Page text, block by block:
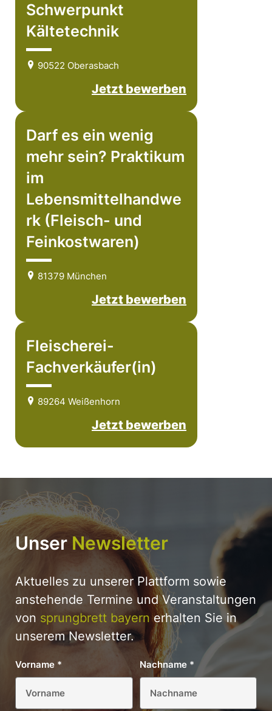
Schwerpunkt
Kältetechnik
90522 Oberasbach
Jetzt bewerben
Darf es ein wenig
mehr sein? Praktikum
im
Lebensmittelhandwe
rk (Fleisch- und
Feinkostwaren)
81379 München
Jetzt bewerben
Fleischerei-
Fachverkäufer(in)
89264 Weißenhorn
Jetzt bewerben
Unser Newsletter
Aktuelles zu unserer Plattform sowie
anstehende Termine und Veranstaltungen
von sprungbrett bayern erhalten Sie in
unserem Newsletter.
Vorname * Nachname *